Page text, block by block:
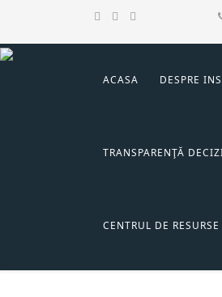
ACASA DESPRE
TRANSPARENŢĂ
CENTRUL DE